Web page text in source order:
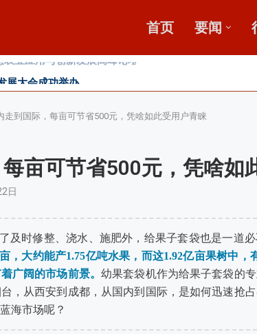
首页 要闻
施肥守护沃土良田
示范推广架起丰收金桥梁 【鄂中】
走到国际，每亩可节省500元，凭啥如此受用户青睐
亩可节省500元，凭啥如
日
及时修整、浇水、施肥外，给果子套袋也是一道必
，大约能产1.75亿吨水果，而这1.92亿亩果树中，
广阔的市场前景。 幼果套袋机作为给果子套袋的
，从西安到成都，从国内到国际，是如何迅速抢
海市场呢？